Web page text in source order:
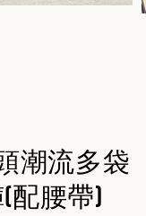
頭潮流多袋
配腰帶)